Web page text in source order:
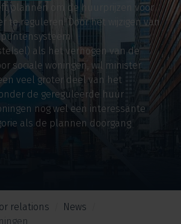
plannen om de huurprijzen voor
te reguleren. Door het wijzigen van
puntensysteem
als het verhogen van de
sociale woningen, wil minister
veel groter deel van het
de gereguleerde huur
nog wel een interessante
als de plannen doorgang
relations
News